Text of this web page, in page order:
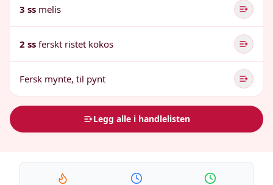
3 ss melis
2 ss ferskt ristet kokos
Fersk mynte, til pynt
Legg alle i handlelisten